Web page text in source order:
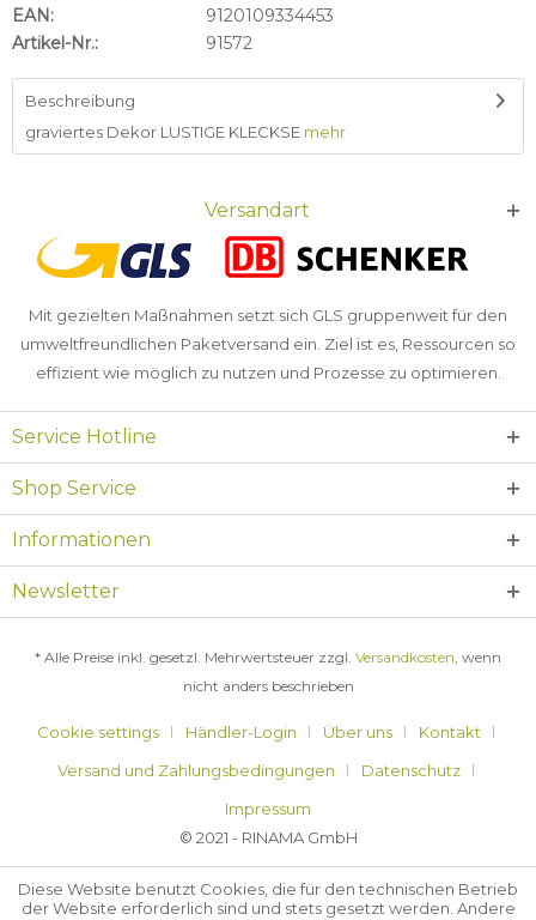
EAN:
9120109334453
Artikel-Nr.:
91572
Beschreibung
graviertes Dekor LUSTIGE KLECKSE mehr
Versandart
Mit gezielten Maßnahmen setzt sich GLS gruppenweit für den
umweltfreundlichen Paketversand ein. Ziel ist es, Ressourcen so
effizient wie möglich zu nutzen und Prozesse zu optimieren.
Service Hotline
Shop Service
Informationen
Newsletter
* Alle Preise inkl. gesetzl. Mehrwertsteuer zzgl. Versandkosten, wenn
nicht anders beschrieben
Cookie settings Händler-Login Über uns
Kontakt
Versand und Zahlungsbedingungen
Datenschutz
Impressum
© 2021 - RINAMA GmbH
Diese Website benutzt Cookies, die für den technischen Betrieb
der Website erforderlich sind und stets gesetzt werden. Andere